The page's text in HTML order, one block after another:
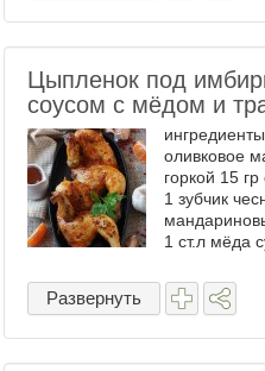
Цыпленок под
соусом с мёдом и
оливковое
горкой 15
1 зубчик
1 ст.л мёда
1/3 ч.л
Развернуть